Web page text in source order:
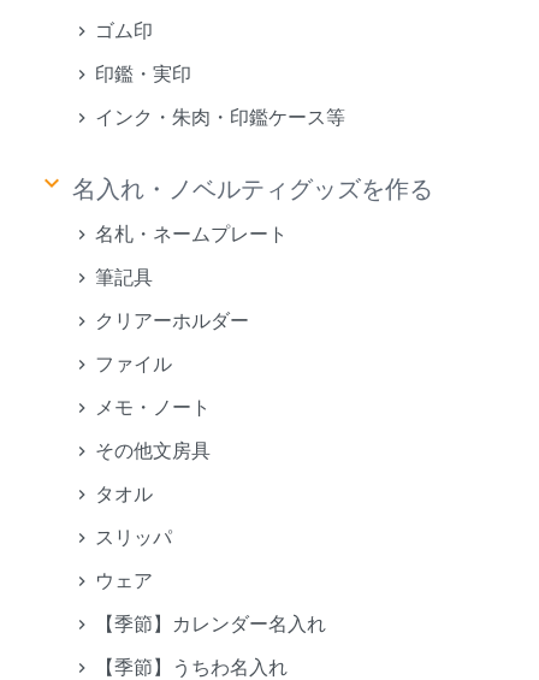
ゴム印
印鑑・実印
インク・朱肉・印鑑ケース等
keyboard_arrow_down 名入れ・ノベルティグッズを作る
名札・ネームプレート
筆記具
クリアーホルダー
ファイル
メモ・ノート
その他文房具
タオル
スリッパ
ウェア
【季節】カレンダー名入れ
【季節】うちわ名入れ